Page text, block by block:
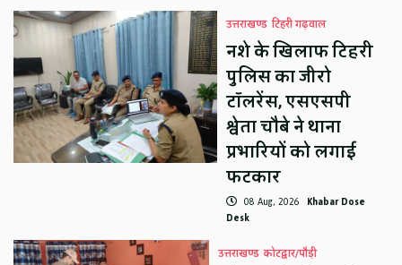
उत्तराखण्ड टिहरी गढ़वाल
नशे के खिलाफ टिहरी
पुलिस का जीरो
टॉलरेंस, एसएसपी
श्वेता चौबे ने थाना
प्रभारियों को लगाई
फटकार
08 Aug, 2026 Khabar Dose
Desk
उत्तराखण्ड कोटद्वार/पौड़ी